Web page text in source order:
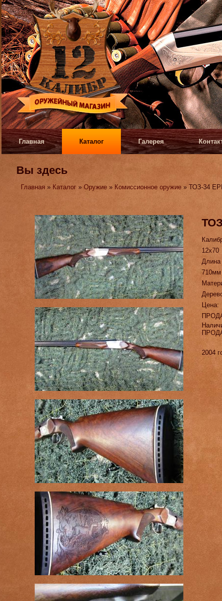
Главная Каталог Галерея
Вы здесь
Главная » Каталог »Оружие » Комиссионное оружие » ТОЗ-34
12х70
710мм
Цена:
2004